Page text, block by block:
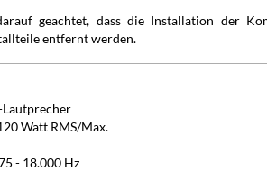
geachtet, dass die Installation der
entfernt werden.
Lautprecher
Watt RMS/Max.
- 18.000 Hz